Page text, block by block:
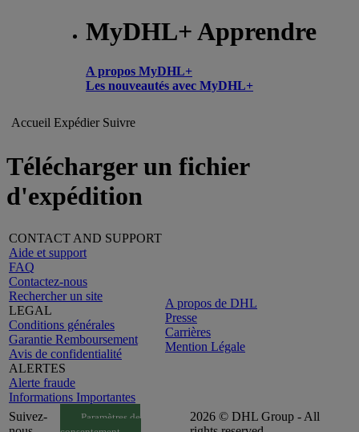
MyDHL+ Apprendre
A propos MyDHL+
Les nouveautés avec MyDHL+
Accueil Expédier Suivre
Télécharger un fichier
d'expédition
CONTACT AND SUPPORT
Aide et support
FAQ
Contactez-nous
Rechercher un site
LEGAL
Conditions générales
Garantie Remboursement
Avis de confidentialité
ALERTES
Alerte fraude
Informations Importantes
A propos de DHL
Presse
Carrières
Mention Légale
Suivez-
Paramètres de
2026 © DHL Group - All